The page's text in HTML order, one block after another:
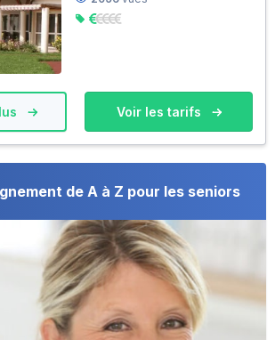
Voir les tarifs
de A à Z pour les seniors